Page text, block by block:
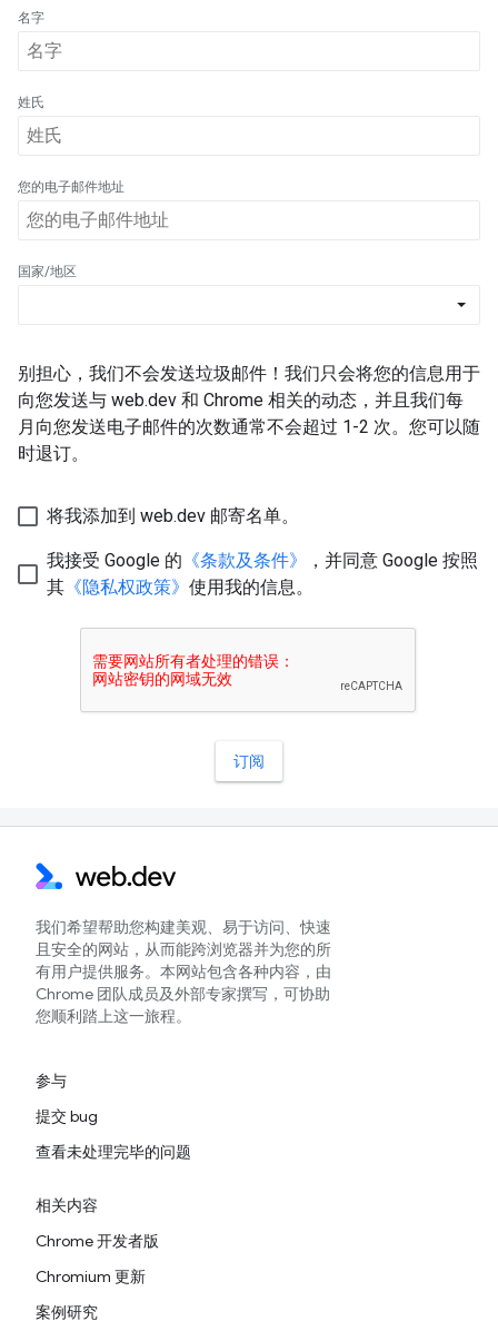
我们希望帮助您构建美观、易于访问、快速
且安全的网站，从而能跨浏览器并为您的所
有用户提供服务。本网站包含各种内容，由
Chrome 团队成员及外部专家撰写，可协助
您顺利踏上这一旅程。
参与
提交 bug
查看未处理完毕的问题
相关内容
Chrome 开发者版
Chromium 更新
案例研究